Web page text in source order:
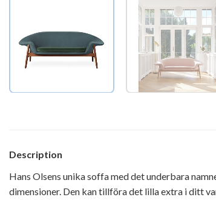
Description
Hans Olsens unika soffa med det underbara
dimensioner. Den kan tillföra det lilla extra i ditt